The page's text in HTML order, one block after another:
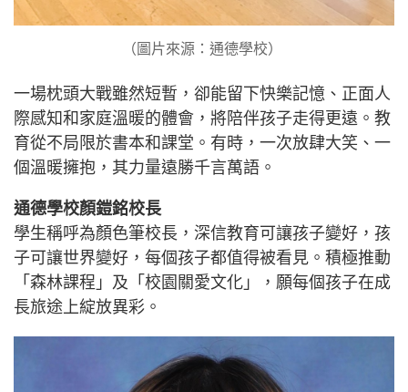
（圖片來源：通德學校） ​
一場枕頭大戰雖然短暫，卻能留下快樂記憶、正面人
際感知和家庭溫暖的體會，將陪伴孩子走得更遠。教
育從不局限於書本和課堂。有時，一次放肆大笑、一
個溫暖擁抱，其力量遠勝千言萬語。
通德學校顏鎧銘校長
學生稱呼為顏色筆校長，深信教育可讓孩子變好，孩
子可讓世界變好，每個孩子都值得被看見。積極推動
「森林課程」及「校園關愛文化」，願每個孩子在成
長旅途上綻放異彩。